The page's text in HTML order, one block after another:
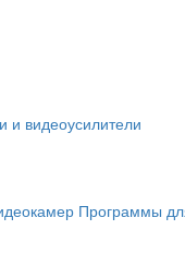
и видеоусилители
Программы